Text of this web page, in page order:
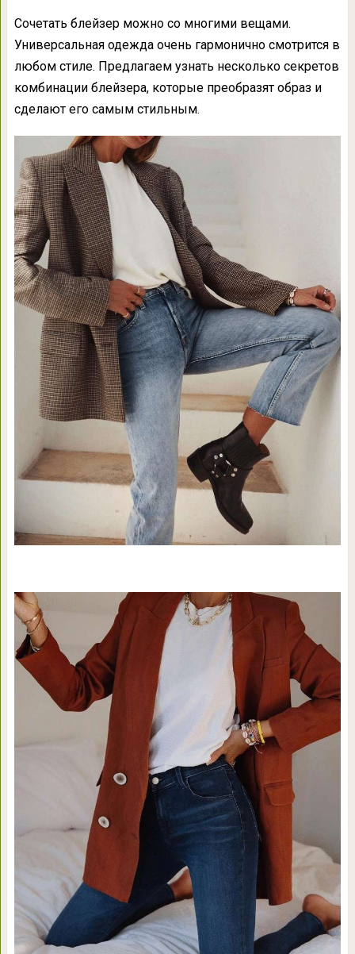
Сочетать блейзер можно со многими вещами.
Универсальная одежда очень гармонично смотрится в
любом стиле. Предлагаем узнать несколько секретов
комбинации блейзера, которые преобразят образ и
сделают его самым стильным.